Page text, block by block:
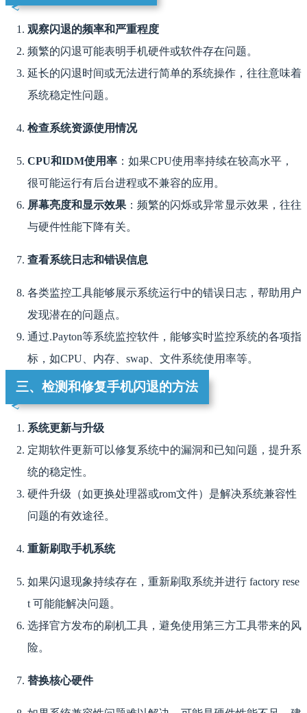
观察闪退的频率和严重程度
频繁的闪退可能表明手机硬件或软件存在问题。
延长的闪退时间或无法进行简单的系统操作，往往意味着
系统稳定性问题。
检查系统资源使用情况
CPU和IDM使用率 ：如果CPU使用率持续在较高水平，
很可能运行有后台进程或不兼容的应用。
屏幕亮度和显示效果 ：频繁的闪烁或异常显示效果，往往
与硬件性能下降有关。
查看系统日志和错误信息
各类监控工具能够展示系统运行中的错误日志，帮助用户
发现潜在的问题点。
通过.Payton等系统监控软件，能够实时监控系统的各项指
标，如CPU、内存、swap、文件系统使用率等。
三、检测和修复手机闪退的方法
系统更新与升级
定期软件更新可以修复系统中的漏洞和已知问题，提升系
统的稳定性。
硬件升级（如更换处理器或rom文件）是解决系统兼容性
问题的有效途径。
重新刷取手机系统
如果闪退现象持续存在，重新刷取系统并进行 factory rese
t 可能能解决问题。
选择官方发布的刷机工具，避免使用第三方工具带来的风
险。
替换核心硬件